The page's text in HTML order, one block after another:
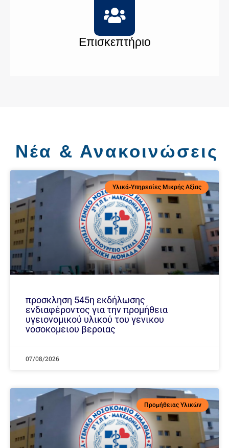
Επισκεπτήριο
Νέα & Ανακοινώσεις
Υλικά-Υπηρεσίες Μικρής Αξίας
προσκληση 545η εκδήλωσης
ενδιαφέροντος για την προμήθεια
υγειονομικού υλικού του γενικου
νοσοκομειου βεροιας
07/08/2026
Προμήθειας Υλικών